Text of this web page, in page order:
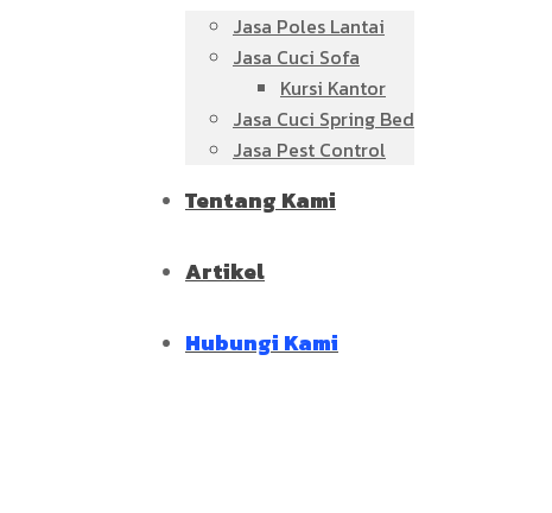
Jasa Poles Lantai
Jasa Cuci Sofa
Kursi Kantor
Jasa Cuci Spring Bed
Jasa Pest Control
Tentang Kami
Artikel
Hubungi Kami